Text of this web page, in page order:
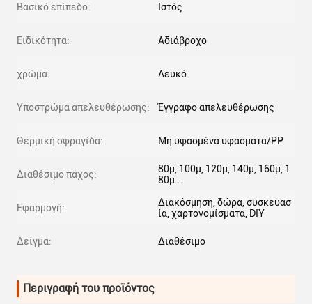
Βασικό επίπεδο: Ιστός
Ειδικότητα: Αδιάβροχο
χρώμα: Λευκό
Υποστρώμα απελευθέρωσης: Έγγραφο απελευθέρωσης
Θερμική σφραγίδα: Μη υφασμένα υφάσματα/PP
Διαθέσιμο πάχος:
80μ, 100μ, 120μ, 140μ, 160μ, 1
80μ...
Εφαρμογή:
Διακόσμηση, δώρα, συσκευασ
ία, χαρτονομίσματα, DIY
Δείγμα: Διαθέσιμο
Περιγραφή του προϊόντος